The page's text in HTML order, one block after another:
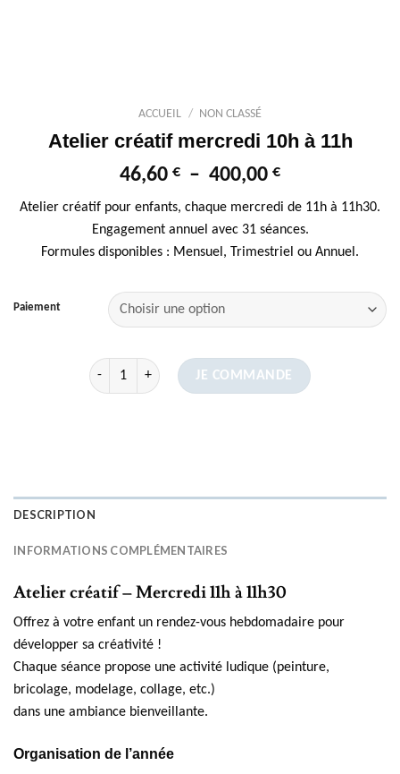
ACCUEIL / NON CLASSÉ
Atelier créatif mercredi 10h à 11h
46,60 € – 400,00 €Plage
prix :
46,60 €
à
Atelier créatif pour enfants, chaque mercredi de 11h à 11h30.
Engagement annuel avec 31 séances.
Formules disponibles : Mensuel, Trimestriel ou Annuel.
Paiement
quantité de Atelier créatif mercredi 10h à 11h
JE COMMANDE
DESCRIPTION
INFORMATIONS COMPLÉMENTAIRES
Atelier créatif – Mercredi 11h à 11h30
Offrez à votre enfant un rendez-vous hebdomadaire pour
développer sa créativité !
Chaque séance propose une activité ludique (peinture,
bricolage, modelage, collage, etc.)
dans une ambiance bienveillante.
Organisation de l’année